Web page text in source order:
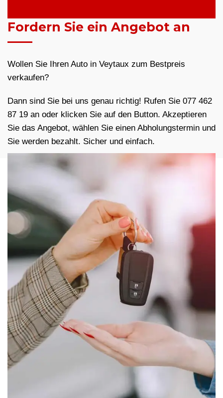
Fordern Sie ein Angebot an
Wollen Sie Ihren Auto in Veytaux zum Bestpreis
verkaufen?
Dann sind Sie bei uns genau richtig! Rufen Sie 077 462
87 19 an oder klicken Sie auf den Button. Akzeptieren
Sie das Angebot, wählen Sie einen Abholungstermin und
Sie werden bezahlt. Sicher und einfach.